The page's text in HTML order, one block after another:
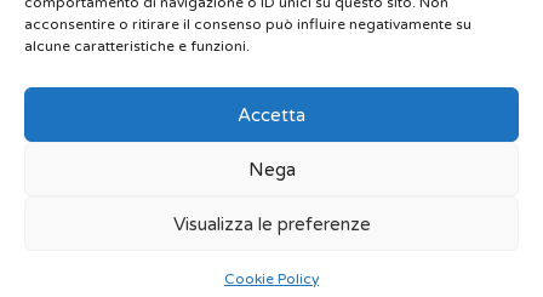
acconsentire o ritirare il consenso può influire negativamente su
alcune caratteristiche e funzioni.
Accetta
Nega
Visualizza le preferenze
Cookie Policy
+ 39 030 5356434
Email
site@play-lab.it
© 2022 Play Lab srl Powered by limeonline.net.